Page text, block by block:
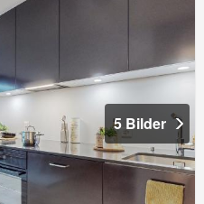
5 Bilder